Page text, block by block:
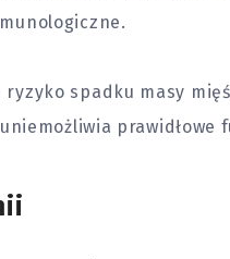
ryzyko spadku masy
prawidłowe